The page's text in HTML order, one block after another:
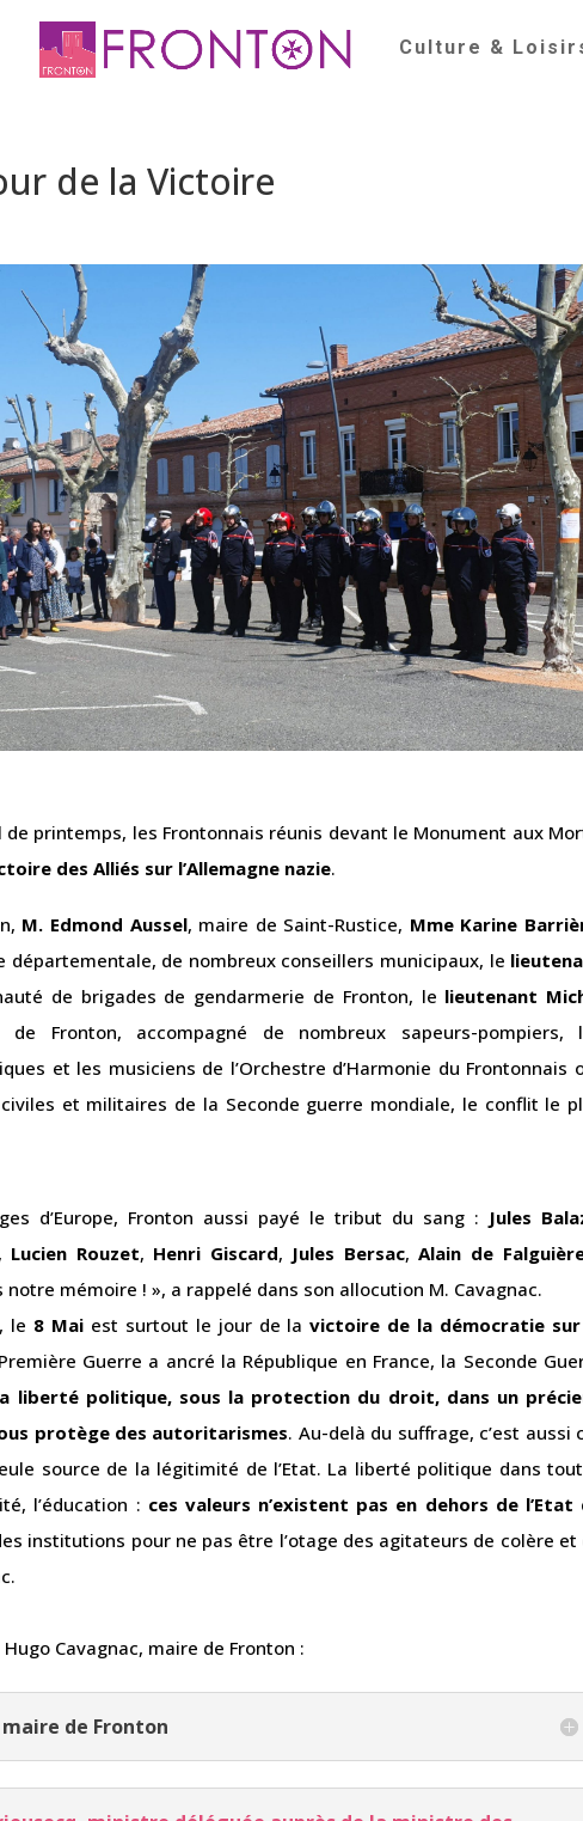
Culture &
de la Victoire
printemps, les Frontonnais réunis devant le Monument aux
des Alliés sur l’Allemagne nazie.
M. Edmond Aussel, maire de Saint-Rustice, Mme Karine
de nombreux conseillers municipaux, le
de brigades de gendarmerie de Fronton, le lieutenant
Fronton, accompagné de nombreux sapeurs-pompiers,
et les musiciens de l’Orchestre d’Harmonie du Frontonnais
et militaires de la Seconde guerre mondiale, le conflit le
d’Europe, Fronton aussi payé le tribut du sang : Jules
, Lucien Rouzet, Henri Giscard, Jules Bersac, Alain de
mémoire ! », a rappelé dans son allocution M. Cavagnac.
le 8 Maiest surtout le jour de lavictoire de la démocratie
Guerre a ancré la République en France, la Seconde
liberté politique, sous la protection du droit, dans un
protège des autoritarismes. Au-delà du suffrage, c’est aussi
source de la légitimité de l’Etat. La liberté politique dans
l’éducation : ces valeurs n’existent pas en dehors de l’Etat
institutions pour ne pas être l’otage des agitateurs de colère et
Cavagnac, maire de Fronton :
de Fronton